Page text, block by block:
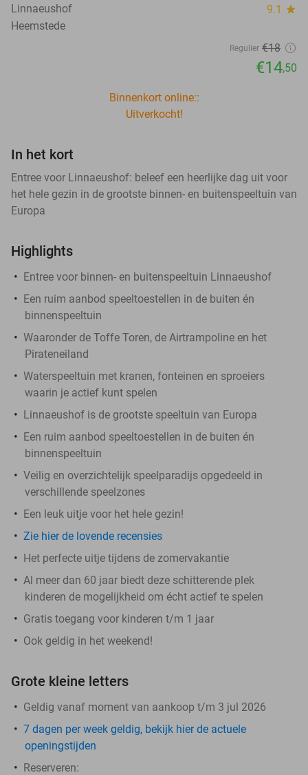
Linnaeushof 9.1 star
Heemstede
Regulier €18
€14,50
Binnenkort online::
Uitverkocht!
In het kort
Entree voor Linnaeushof: beleef een heerlijke dag uit voor
het hele gezin in de grootste binnen- en buitenspeeltuin van
Europa
Highlights
Entree voor binnen- en buitenspeeltuin Linnaeushof
Een ruim aanbod speeltoestellen in de buiten én
binnenspeeltuin
Waaronder de Toffe Toren, de Airtrampoline en het
Pirateneiland
Waterspeeltuin met kranen, fonteinen en sproeiers
waarin je actief kunt spelen
Linnaeushof is de grootste speeltuin van Europa
Een ruim aanbod speeltoestellen in de buiten én
binnenspeeltuin
Veilig en overzichtelijk speelparadijs opgedeeld in
verschillende speelzones
Een leuk uitje voor het hele gezin!
Zie hier de lovende recensies
Het perfecte uitje tijdens de zomervakantie
Al meer dan 60 jaar biedt deze schitterende plek
kinderen de mogelijkheid om écht actief te spelen
Gratis toegang voor kinderen t/m 1 jaar
Ook geldig in het weekend!
Grote kleine letters
Geldig vanaf moment van aankoop t/m 3 jul 2026
7 dagen per week geldig, bekijk hier de actuele
openingstijden
Reserveren: